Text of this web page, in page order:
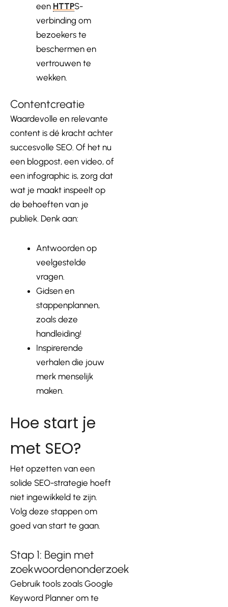
een HTTPS-
verbinding om
bezoekers te
beschermen en
vertrouwen te
wekken.
Contentcreatie
Waardevolle en relevante
content is dé kracht achter
succesvolle SEO. Of het nu
een blogpost, een video, of
een infographic is, zorg dat
wat je maakt inspeelt op
de behoeften van je
publiek. Denk aan:
Antwoorden op
veelgestelde
vragen.
Gidsen en
stappenplannen,
zoals deze
handleiding!
Inspirerende
verhalen die jouw
merk menselijk
maken.
Hoe start je
met SEO?
Het opzetten van een
solide SEO-strategie hoeft
niet ingewikkeld te zijn.
Volg deze stappen om
goed van start te gaan.
Stap 1: Begin met
zoekwoordenonderzoek
Gebruik tools zoals Google
Keyword Planner om te